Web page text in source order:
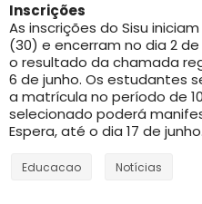
Inscrições
As inscrições do Sisu
(30) e encerram no dia 2 de
o resultado da chamada
6 de junho. Os estudantes
a matrícula no período de
selecionado poderá
Espera, até o dia 17 de junho.
Educacao Notícias